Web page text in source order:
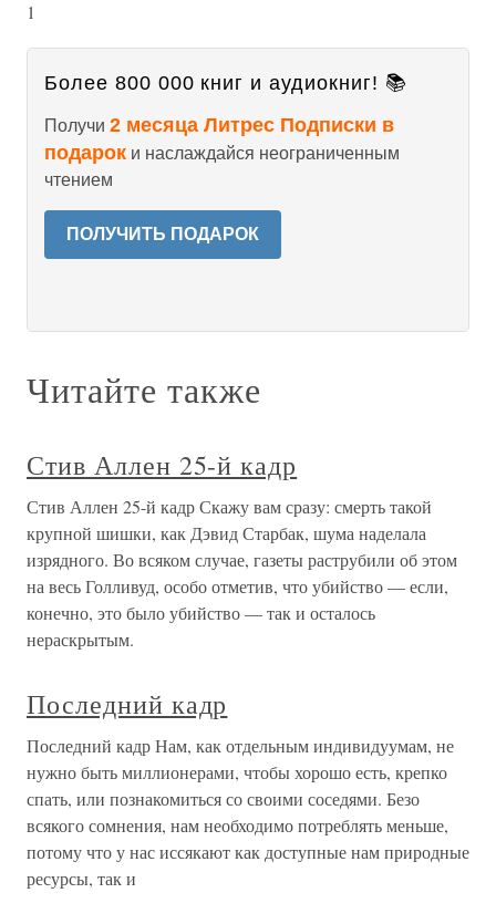
1
Более 800 000 книг и аудиокниг! 📚
Получи 2 месяца Литрес Подписки в
подарок и наслаждайся неограниченным
чтением
ПОЛУЧИТЬ ПОДАРОК
Читайте также
Стив Аллен 25-й кадр
Стив Аллен 25-й кадр Скажу вам сразу: смерть такой
крупной шишки, как Дэвид Старбак, шума наделала
изрядного. Во всяком случае, газеты раструбили об этом
на весь Голливуд, особо отметив, что убийство — если,
конечно, это было убийство — так и осталось
нераскрытым.
Последний кадр
Последний кадр Нам, как отдельным индивидуумам, не
нужно быть миллионерами, чтобы хорошо есть, крепко
спать, или познакомиться со своими соседями. Безо
всякого сомнения, нам необходимо потреблять меньше,
потому что у нас иссякают как доступные нам природные
ресурсы, так и